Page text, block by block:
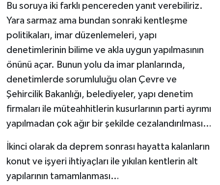
Bu soruya iki farklı pencereden yanıt verebiliriz.
Yara sarmaz ama bundan sonraki kentleşme
politikaları, imar düzenlemeleri, yapı
denetimlerinin bilime ve akla uygun yapılmasının
önünü açar. Bunun yolu da imar planlarında,
denetimlerde sorumluluğu olan Çevre ve
Şehircilik Bakanlığı, belediyeler, yapı denetim
firmaları ile müteahhitlerin kusurlarının parti ayrımı
yapılmadan çok ağır bir şekilde cezalandırılması…
İkinci olarak da deprem sonrası hayatta kalanların
konut ve işyeri ihtiyaçları ile yıkılan kentlerin alt
yapılarının tamamlanması…